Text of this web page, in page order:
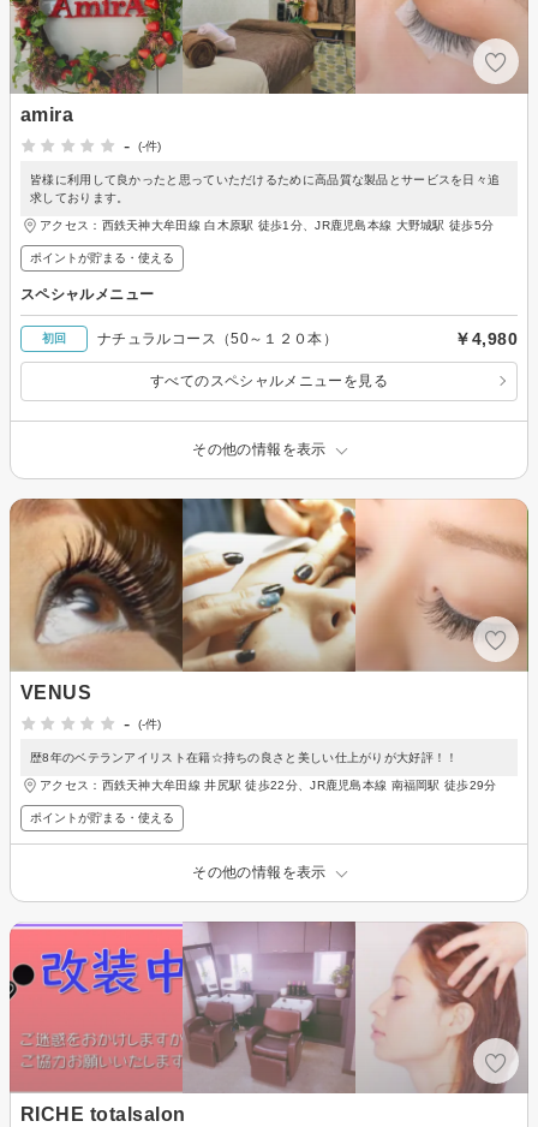
amira
-
(-件)
皆様に利用して良かったと思っていただけるために高品質な製品とサービスを日々追
求しております。
アクセス：西鉄天神大牟田線 白木原駅 徒歩1分、JR鹿児島本線 大野城駅 徒歩5分
ポイントが貯まる・使える
スペシャルメニュー
初回 ナチュラルコース（50～１２０本） ￥4,980
すべてのスペシャルメニューを見る
その他の情報を表示
VENUS
-
(-件)
歴8年のベテランアイリスト在籍☆持ちの良さと美しい仕上がりが大好評！！
アクセス：西鉄天神大牟田線 井尻駅 徒歩22分、JR鹿児島本線 南福岡駅 徒歩29分
ポイントが貯まる・使える
その他の情報を表示
RICHE totalsalon